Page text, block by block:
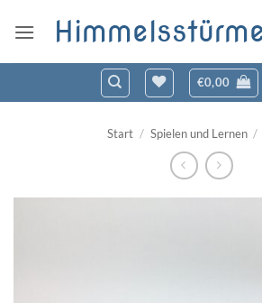
Inhalt
€0,00
Start / Spielen und Lernen /